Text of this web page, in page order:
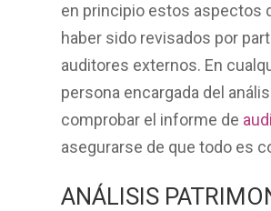
en principio estos aspectos
haber sido revisados ​​por
auditores externos. En
persona encargada del
comprobar el informe de
asegurarse de que todo es
ANÁLISIS